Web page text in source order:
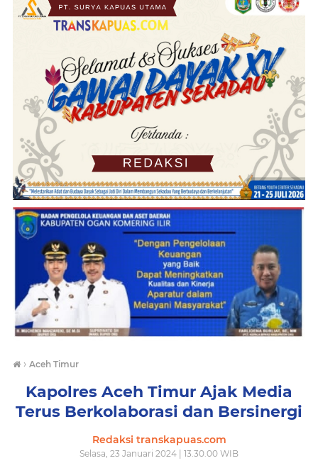
› Aceh Timur
Kapolres Aceh Timur Ajak Media
Terus Berkolaborasi dan Bersinergi
Redaksi transkapuas.com
Selasa, 23 Januari 2024 | 13.30.00 WIB